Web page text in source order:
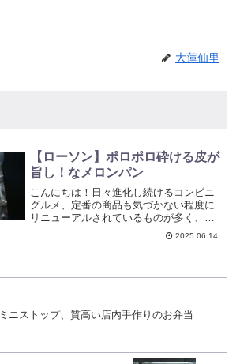
大蓮仙里
【ローソン】ポロポロ砕ける皮が
旨し！なメロンパン
こんにちは！日々進化し続けるコンビニ
グルメ、定番の商品も気づかない程度に
リニューアルされているものが多く、今
回はそれをひしひしと感じたローソンの
2025.06.14
ミニストップ、質高い店内手作りのお弁当